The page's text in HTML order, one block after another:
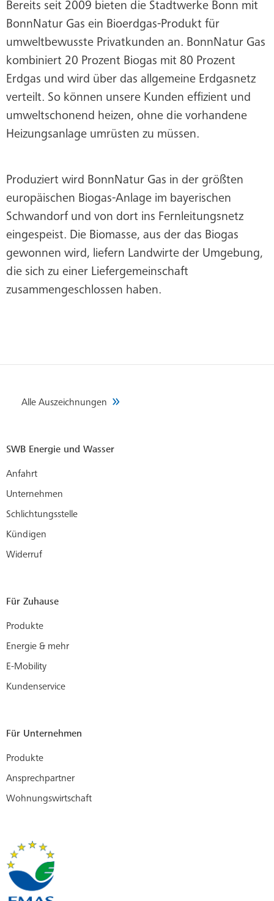
Bereits seit 2009 bieten die Stadtwerke Bonn mit
BonnNatur Gas ein Bioerdgas-Produkt für
umweltbewusste Privatkunden an. BonnNatur Gas
kombiniert 20 Prozent Biogas mit 80 Prozent
Erdgas und wird über das allgemeine Erdgasnetz
verteilt. So können unsere Kunden effizient und
umweltschonend heizen, ohne die vorhandene
Heizungsanlage umrüsten zu müssen.
Produziert wird BonnNatur Gas in der größten
europäischen Biogas-Anlage im bayerischen
Schwandorf und von dort ins Fernleitungsnetz
eingespeist. Die Biomasse, aus der das Biogas
gewonnen wird, liefern Landwirte der Umgebung,
die sich zu einer Liefergemeinschaft
zusammengeschlossen haben.
Alle Auszeichnungen
SWB Energie und Wasser
Anfahrt
Unternehmen
Schlichtungsstelle
Kündigen
Widerruf
Für Zuhause
Produkte
Energie & mehr
E-Mobility
Kundenservice
Für Unternehmen
Produkte
Ansprechpartner
Wohnungswirtschaft